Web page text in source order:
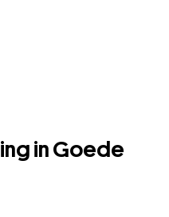
in Goede